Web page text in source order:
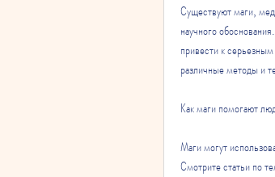
Существуют маги,
научного
привести к
различные методы и
Как маги помогают
Маги могут
Смотрите статьи